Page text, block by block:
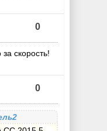
0
скорость!
0